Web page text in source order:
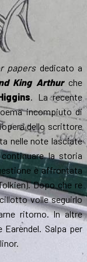
papersdedicato a
King Arthurche
. La recente
incompiuto di
dello scrittore
nelle note lasciate
la storia
è affrontata
Dopo che re
volle seguirlo
ritorno. In altre
Salpa per